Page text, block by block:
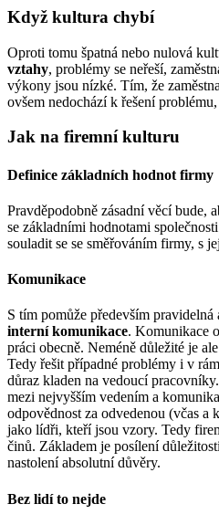
Když kultura chybí
Oproti tomu špatná nebo nulová
vztahy, problémy se neřeší,
výkony jsou nízké. Tím, že
ovšem nedochází k řešení
Jak na firemní kulturu
Definice základních hodnot firmy
Pravděpodobně zásadní věcí bude,
se základními hodnotami
souladit se se směřováním firmy, s
Komunikace
S tím pomůže především pravidelná
interní komunikace. Komunikace
práci obecně. Neméně důležité je
Tedy řešit případné problémy i v
důraz kladen na vedoucí
mezi nejvyšším vedením a
odpovědnost za odvedenou (včas a
jako lídři, kteří jsou vzory. Tedy
činů. Základem je posílení
nastolení absolutní důvěry.
Bez lidí to nejde